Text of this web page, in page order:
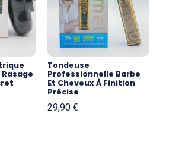
Tondeuse
Professionnelle Barbe
Et Cheveux À Finition
Précise
29,90 €